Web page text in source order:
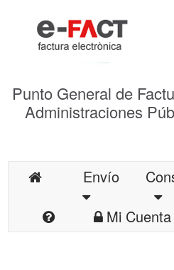
Punto General de
Administraciones
Envío
Mi Cuenta